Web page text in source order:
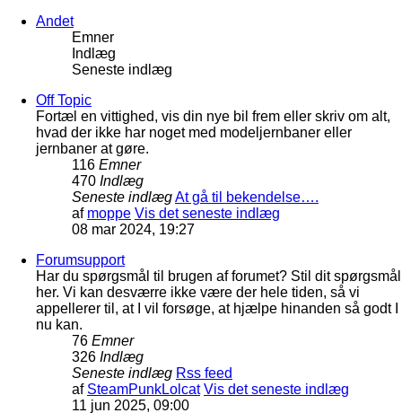
Andet
Emner
Indlæg
Seneste indlæg
Off Topic
Fortæl en vittighed, vis din nye bil frem eller skriv om alt,
hvad der ikke har noget med modeljernbaner eller
jernbaner at gøre.
116 Emner
470 Indlæg
Seneste indlægAt gå til bekendelse….
af moppe Vis det seneste indlæg
08 mar 2024, 19:27
Forumsupport
Har du spørgsmål til brugen af forumet? Stil dit spørgsmål
her. Vi kan desværre ikke være der hele tiden, så vi
appellerer til, at I vil forsøge, at hjælpe hinanden så godt I
nu kan.
76 Emner
326 Indlæg
Seneste indlæg Rss feed
af SteamPunkLolcat Vis det seneste indlæg
11 jun 2025, 09:00